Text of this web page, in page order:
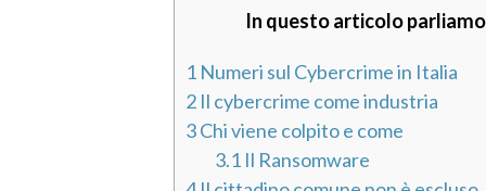
In questo articolo
1 Numeri sul Cybercrime in Italia
2 Il cybercrime come industria
3Chi viene colpito e come
3.1 Il Ransomware